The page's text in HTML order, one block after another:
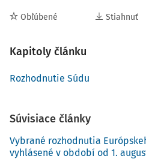
Obľúbené Stiahnuť
Kapitoly článku
Rozhodnutie Súdu
Súvisiace články
Vybrané rozhodnutia
vyhlásené v období od 1.